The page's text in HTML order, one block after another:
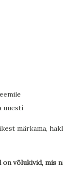
uuesti
märkama,
on võlukivid, mis